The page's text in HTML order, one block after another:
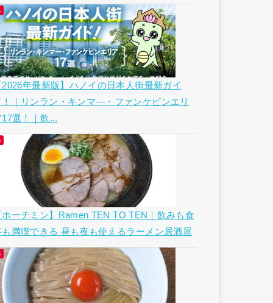
2026年最新版】ハノイの日本人街最新ガイ
！｜リンラン・キンマ―・ファンケビンエリ
17選！｜飲...
ホーチミン】Ramen TEN TO TEN｜飲みも食
も満喫できる 昼も夜も使えるラーメン居酒屋